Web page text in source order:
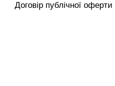
Договір публічної оферти